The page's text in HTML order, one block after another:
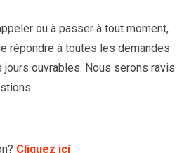
ou à passer à tout moment,
répondre à toutes les demandes
ouvrables. Nous serons ravis
Cliquez ici